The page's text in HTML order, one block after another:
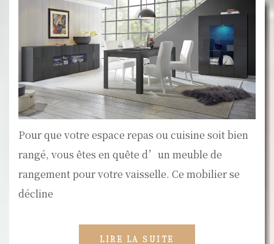
Pour que votre espace repas ou cuisine soit bien
rangé, vous êtes en quête d’un meuble de
rangement pour votre vaisselle. Ce mobilier se
décline
LIRE LA SUITE